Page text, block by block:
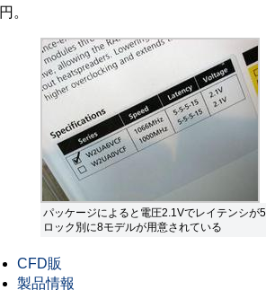
円。
パッケージによると電圧2.1Vでレイテンシが
ロック別に8モデルが用意されている
CFD販
製品情報